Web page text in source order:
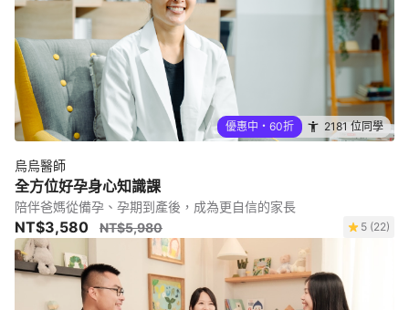
優惠中・60折 2181 位同學
烏烏醫師
全方位好孕身心知識課
陪伴爸媽從備孕、孕期到產後，成為更自信的家長
NT$3,580 NT$5,980 5 (22)